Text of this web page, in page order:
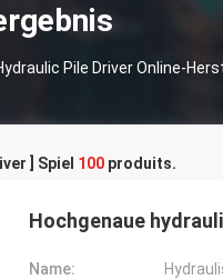
Pile Driver Online-
] Spiel 100 produits.
Hochgenaue
Name: